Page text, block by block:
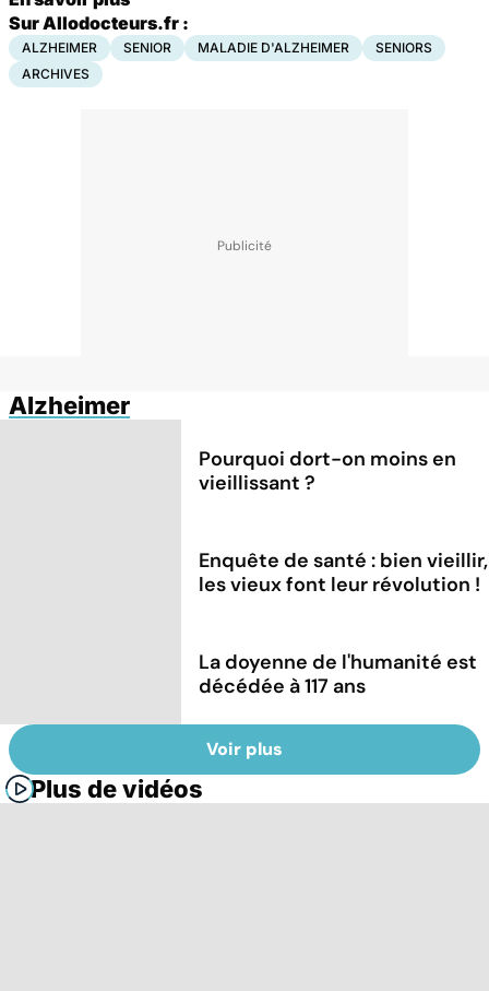
Sur Allodocteurs.fr :
ALZHEIMER SENIOR MALADIE D'ALZHEIMER
SENIORS
ARCHIVES
Alzheimer
Pourquoi dort-on moins en
vieillissant ?
Enquête de santé : bien vieillir,
les vieux font leur révolution !
La doyenne de l'humanité est
décédée à 117 ans
Voir plus
Plus de vidéos